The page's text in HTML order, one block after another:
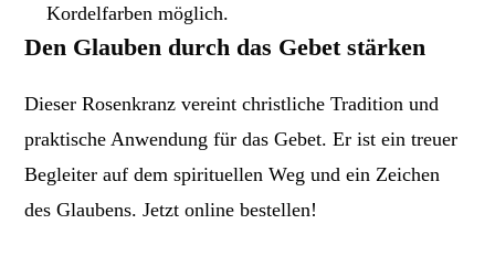
Kordelfarben möglich.
Den Glauben durch das Gebet stärken
Dieser Rosenkranz vereint christliche Tradition und
praktische Anwendung für das Gebet. Er ist ein treuer
Begleiter auf dem spirituellen Weg und ein Zeichen
des Glaubens. Jetzt online bestellen!